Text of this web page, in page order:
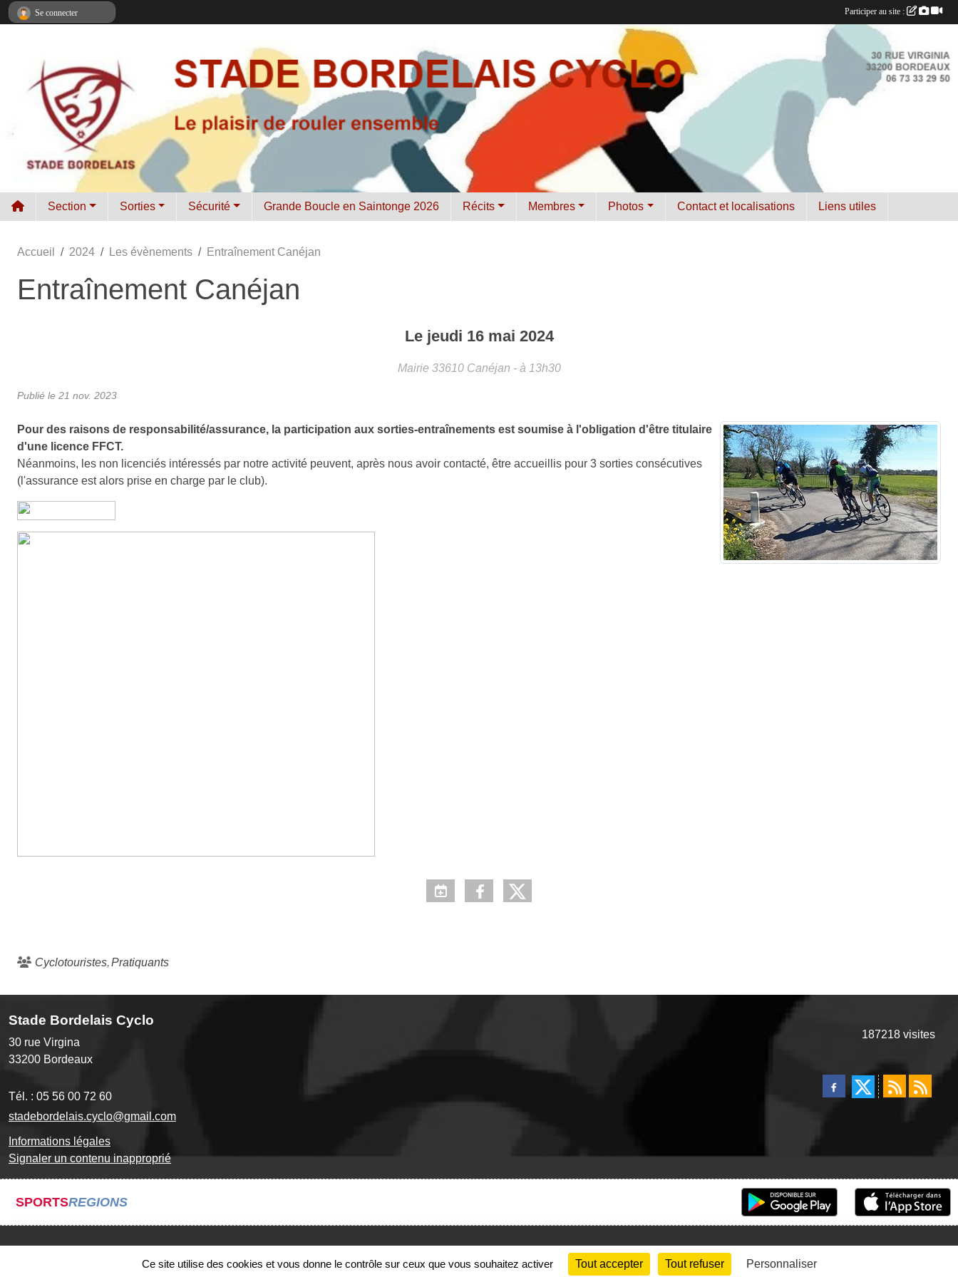
Section Sorties Sécurité Grande Boucle en Saintonge 2026 Récits Membres Photos Contact et localisations Liens utiles
Accueil 2024 Les évènements Entraînement Canéjan
Entraînement Canéjan
Le jeudi 16 mai 2024
Mairie 33610 Canéjan - à 13h30
Publié le 21 nov. 2023
Pour des raisons de responsabilité/assurance, la participation aux sorties-entraînements est soumise à l'obligation d'être titulaire
d'une licence FFCT.
Néanmoins, les non licenciés intéressés par notre activité peuvent, après nous avoir contacté, être accueillis pour 3 sorties consécutives
(l'assurance est alors prise en charge par le club).
Cyclotouristes Pratiquants
Stade Bordelais Cyclo
30 rue Virgina
33200 Bordeaux
Tél. : 05 56 00 72 60
stadebordelais.cyclo@gmail.com
Informations légales
Signaler un contenu inapproprié
187218 visites
SPORTSREGIONS
Gestion des cookies
Se connecter Participer au site :
Panneau de gestion des cookies
Ce site utilise des cookies et vous donne le contrôle sur ceux que vous souhaitez activer Tout accepter Tout refuser Personnaliser